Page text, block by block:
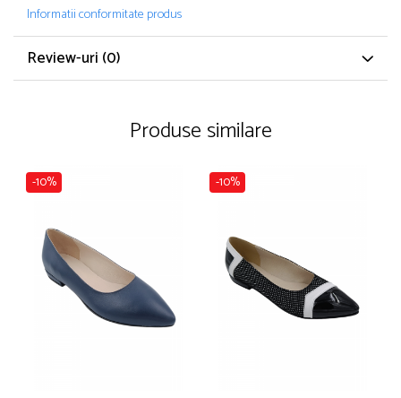
Informatii conformitate produs
Review-uri (0)
Produse similare
-10% -10%